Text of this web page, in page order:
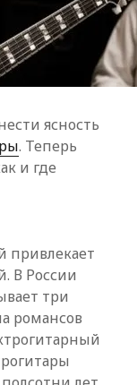
ясность
. Теперь
и где
привлекает
В России
три
романсов